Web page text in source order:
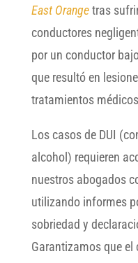
East Orangetras
conductores
por un conductor
que resultó en
tratamientos
Los casos de DUI
alcohol) requieren
nuestros abogados
utilizando informes
sobriedad y
Garantizamos que el